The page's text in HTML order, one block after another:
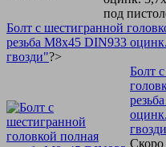
под
Болт с шестигранной
резьба М8х45 DIN933
гвозди"?>
Болт
Скоро